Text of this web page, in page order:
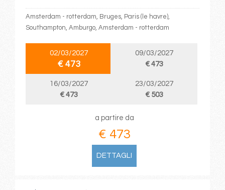
Amsterdam - rotterdam, Bruges, Paris (le havre),
Southampton, Amburgo, Amsterdam - rotterdam
02/03/2027
€ 473
09/03/2027
€ 473
16/03/2027
€ 473
23/03/2027
€ 503
a partire da
€ 473
DETTAGLI